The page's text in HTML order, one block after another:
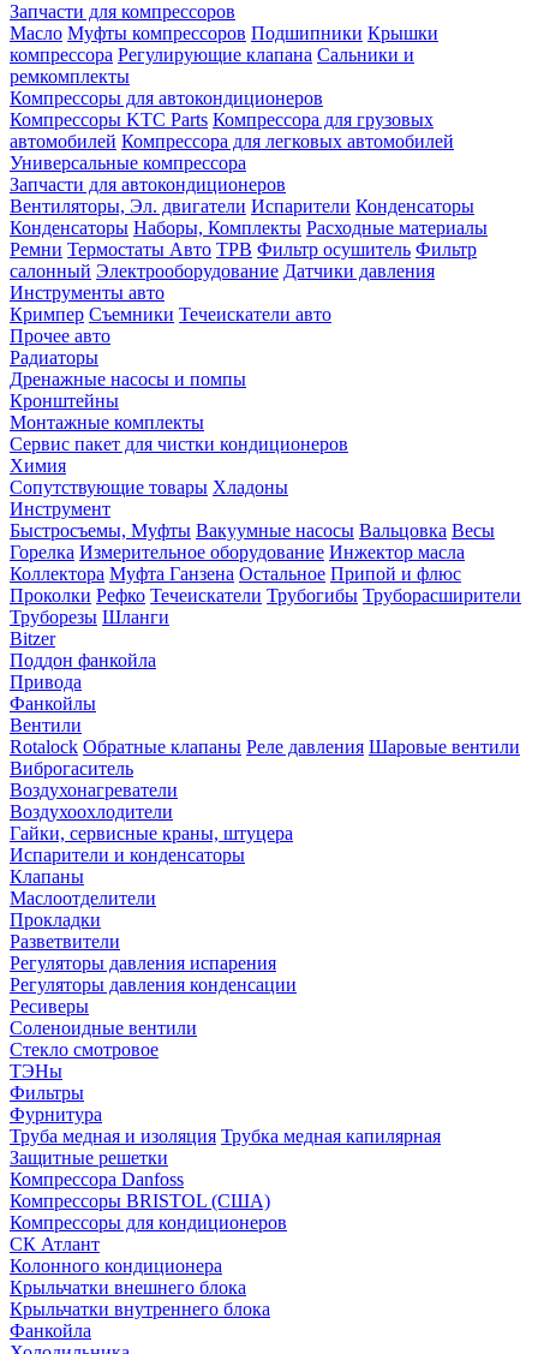
Запчасти для компрессоров
Масло Муфты компрессоров Подшипники Крышки
компрессора Регулирующие клапана Сальники и
ремкомплекты
Компрессоры для автокондиционеров
Компрессоры KTC Parts Компрессора для грузовых
автомобилей Компрессора для легковых автомобилей
Универсальные компрессора
Запчасти для автокондиционеров
Вентиляторы, Эл. двигатели Испарители Конденсаторы
Конденсаторы Наборы, Комплекты Расходные материалы
Ремни Термостаты Авто ТРВ Фильтр осушитель Фильтр
салонный Электрооборудование Датчики давления
Инструменты авто
Кримпер Съемники Течеискатели авто
Прочее авто
Радиаторы
Дренажные насосы и помпы
Кронштейны
Монтажные комплекты
Сервис пакет для чистки кондиционеров
Химия
Сопутствующие товары Хладоны
Инструмент
Быстросъемы, Муфты Вакуумные насосы Вальцовка Весы
Горелка Измерительное оборудование Инжектор масла
Коллектора Муфта Ганзена Остальное Припой и флюс
Проколки Рефко Течеискатели Трубогибы Труборасширители
Труборезы Шланги
Bitzer
Поддон фанкойла
Привода
Фанкойлы
Вентили
Rotalock Обратные клапаны Реле давления Шаровые вентили
Виброгаситель
Воздухонагреватели
Воздухоохлодители
Гайки, сервисные краны, штуцера
Испарители и конденсаторы
Клапаны
Маслоотделители
Прокладки
Разветвители
Регуляторы давления испарения
Регуляторы давления конденсации
Ресиверы
Соленоидные вентили
Стекло смотровое
ТЭНы
Фильтры
Фурнитура
Труба медная и изоляция Трубка медная капилярная
Защитные решетки
Компрессора Danfoss
Компрессоры BRISTOL (США)
Компрессоры для кондиционеров
СК Атлант
Колонного кондиционера
Крыльчатки внешнего блока
Крыльчатки внутреннего блока
Фанкойла